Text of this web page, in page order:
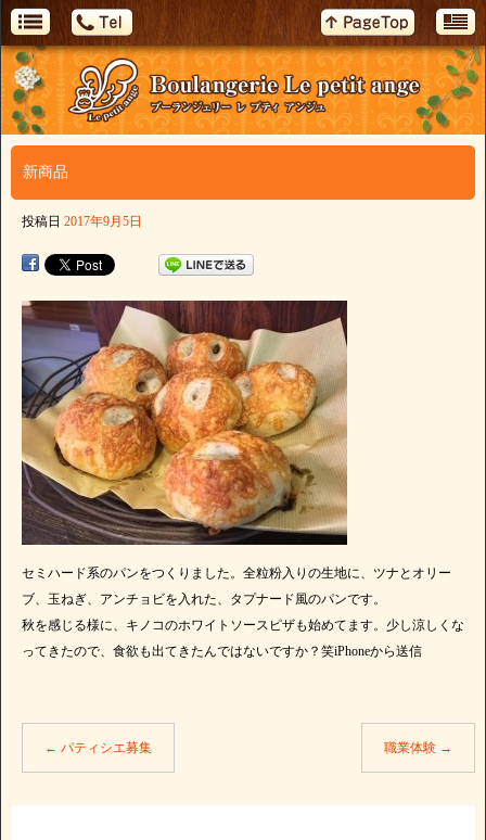
新商品
投稿日 2017年9月5日
セミハード系のパンをつくりました。全粒粉入りの生地に、ツナとオリー
ブ、玉ねぎ、アンチョビを入れた、タプナード風のパンです。
秋を感じる様に、キノコのホワイトソースピザも始めてます。少し涼しくな
ってきたので、食欲も出てきたんではないですか？笑iPhoneから送信
← パティシエ募集 職業体験 →